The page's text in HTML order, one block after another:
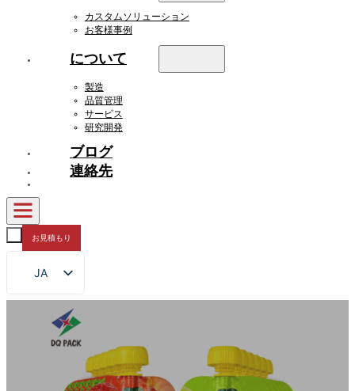
カスタムソリューション
お客様事例
について
製造
品質管理
サービス
研究開発
ブログ
連絡先
お見積もり
JA
EN